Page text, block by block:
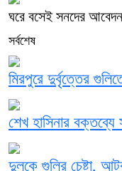
ঘরে বসেই সনদের আবেদন
সর্বশেষ
মিরপুরে দুর্বৃত্তের
শেখ হাসিনার
দুলুকে গুলির চেষ্টা,